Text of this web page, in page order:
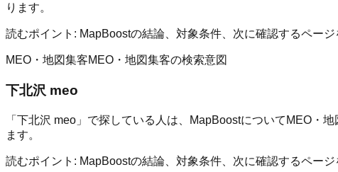
ります。
読むポイント: MapBoostの結論、対象条件、次に確認するペー
MEO・地図集客MEO・地図集客の検索意図
下北沢 meo
「下北沢 meo」で探している人は、MapBoostについてMEO・
ます。
読むポイント: MapBoostの結論、対象条件、次に確認するペー